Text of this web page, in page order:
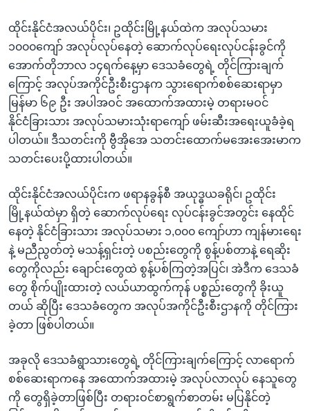
နေရာ
သို့
ကျော်
ရန်
ထိုင်းနိုင်ငံအလယ်ပိုင်း၊ ဥထိုင်းမြို့နယ်ထဲက အလုပ်သမား
၁၀၀၀ကျော် အလုပ်လုပ်နေတဲ့ ဆောက်လုပ်ရေးလုပ်ငန်းခွင်ကို
အောက်တိုဘာလ ၁၄ရက်နေ့မှာ ဒေသခံတွေရဲ့ တိုင်ကြားချက်
ကြောင့် အလုပ်အကိုင်ဦးစီးဌာနက သွားရောက်စစ်ဆေးရာမှာ
မြန်မာ ၆၉ ဦး အပါအဝင် အထောက်အထားမဲ့ တရားမဝင်
နိုင်ငံခြားသား အလုပ်သမားသုံးရာကျော် ဖမ်းဆီးအရေးယူခံခဲ့ရ
ပါတယ်။ ဒီသတင်းကို ဗွီအိုအေ သတင်းထောက်မအေးအေးမာက
သတင်းပေးပို့ထားပါတယ်။
ထိုင်းနိုင်ငံအလယ်ပိုင်းက ဖရာနခွန်စီ အယုဒ္ဓယခရိုင်၊ ဥထိုင်း
မြို့နယ်ထဲမှာ ရှိတဲ့ ဆောက်လုပ်ရေး လုပ်ငန်းခွင်အတွင်း နေထိုင်
နေတဲ့ နိုင်ငံခြားသား အလုပ်သမား ၁,၀၀၀ ကျော်ဟာ ကျန်မားရေး
နဲ့ မညီညွတ်တဲ့ မသန့်ရှင်းတဲ့ ပစည်းတွေကို စွန့်ပစ်တာနဲ့ ရေဆိုး
တွေကိုလည်း ချောင်းတွေထဲ စွန့်ပစ်ကြတဲ့အပြင်၊ အဲဒီက ဒေသခံ
တွေ စိုက်ပျိုးထားတဲ့ လယ်ယာထွက်ကုန် ပစ္စည်းတွေကို ခိုးယူ
တယ် ဆိုပြီး ဒေသခံတွေက အလုပ်အကိုင်ဦးစီးဌာနကို တိုင်ကြား
ခဲ့တာ ဖြစ်ပါတယ်။
အခုလို ဒေသခံရွာသားတွေရဲ့ တိုင်ကြားချက်ကြောင့် လာရောက်
စစ်ဆေးရာကနေ အထောက်အထားမဲ့ အလုပ်လာလုပ် နေသူတွေ
ကို တွေရှိခဲ့တာဖြစ်ပြီး တရားဝင်စာရွက်စာတမ်း မပြနိုင်တဲ့